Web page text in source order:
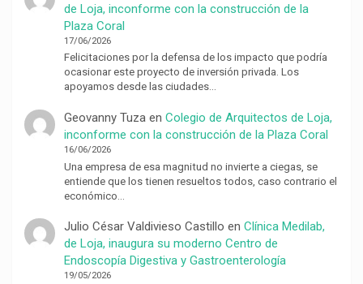
de Loja, inconforme con la construcción de la
Plaza Coral
17/06/2026
Felicitaciones por la defensa de los impacto que podría
ocasionar este proyecto de inversión privada. Los
apoyamos desde las ciudades…
Geovanny Tuzaen Colegio de Arquitectos de Loja,
inconforme con la construcción de la Plaza Coral
16/06/2026
Una empresa de esa magnitud no invierte a ciegas, se
entiende que los tienen resueltos todos, caso contrario el
económico…
Julio César Valdivieso Castillo en Clínica Medilab,
de Loja, inaugura su moderno Centro de
Endoscopía Digestiva y Gastroenterología
19/05/2026